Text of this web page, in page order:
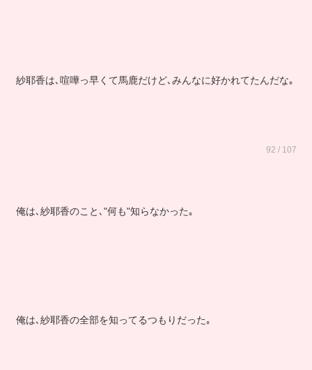
紗耶香は､喧嘩っ早くて馬鹿だけど､みんなに好かれてたんだな｡
92 / 107
俺は､紗耶香のこと､"何も"知らなかった｡
俺は､紗耶香の全部を知ってるつもりだった｡